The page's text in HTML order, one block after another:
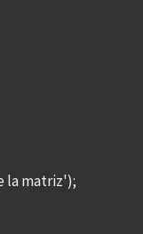
la matriz');